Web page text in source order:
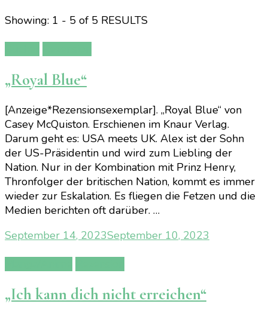
Showing: 1 - 5 of 5 RESULTS
„Royal Blue“
[Anzeige*Rezensionsexemplar]. „Royal Blue“ von
Casey McQuiston. Erschienen im Knaur Verlag.
Darum geht es: USA meets UK. Alex ist der Sohn
der US-Präsidentin und wird zum Liebling der
Nation. Nur in der Kombination mit Prinz Henry,
Thronfolger der britischen Nation, kommt es immer
wieder zur Eskalation. Es fliegen die Fetzen und die
Medien berichten oft darüber. …
September 14, 2023September 10, 2023
„Ich kann dich nicht erreichen“